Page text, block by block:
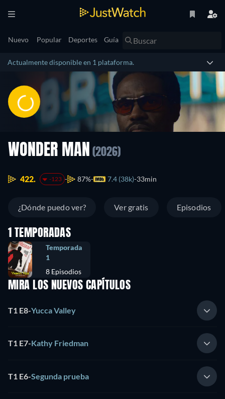
Nuevo Popular Deportes Guía
Actualmente disponible en 1 plataforma.
WONDER MAN (2026)
422. -123 87% 7.4 (38k) 33min
¿Dónde puedo ver? Ver gratis Episodios
1 TEMPORADAS
Temporada
1
8 Episodios
MIRA LOS NUEVOS CAPÍTULOS
T1 E8-Yucca Valley
T1 E7-Kathy Friedman
T1 E6-Segunda prueba